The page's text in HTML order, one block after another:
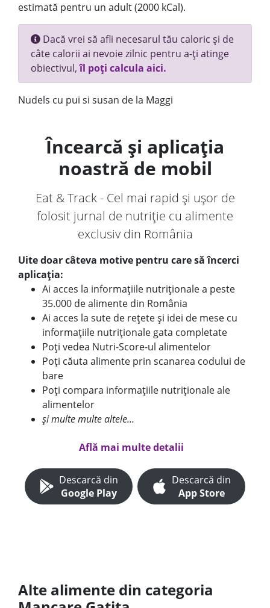
estimată pentru un adult (2000 kCal).
Dacă vrei să afli necesarul tău caloric și de
câte calorii ai nevoie zilnic pentru a-ți atinge
obiectivul,îl poți calcula aici.
Nudels cu pui si susan de la Maggi
Încearcă și aplicația
noastră de mobil
Eat & Track - Cel mai rapid și ușor de
folosit jurnal de nutriție cu alimente
exclusiv din România
Uite doar câteva motive pentru care să încerci
aplicația:
Ai acces la informațiile nutriționale a peste
35.000 de alimente din România
Ai acces la sute de rețete și idei de mese cu
informațiile nutriționale gata completate
Poți vedea Nutri-Score-ul alimentelor
Poți căuta alimente prin scanarea codului de
bare
Poți compara informațiile nutriționale ale
alimentelor
și multe multe altele...
Află mai multe detalii
Descarcă din
Google Play
Descarcă din
App Store
Alte alimente din categoria